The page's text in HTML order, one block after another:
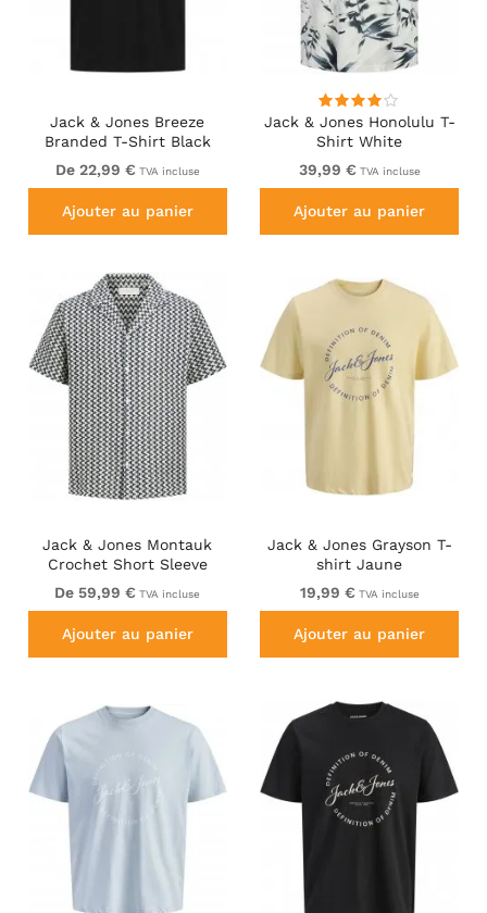
Jack & Jones Breeze
Branded T-Shirt Black
De 22,99 € TVA incluse
Ajouter au panier
Jack & Jones Honolulu T-
Shirt White
39,99 € TVA incluse
Ajouter au panier
Jack & Jones Montauk
Crochet Short Sleeve
Shirt Navy
De 59,99 € TVA incluse
Ajouter au panier
Jack & Jones Grayson T-
shirt Jaune
19,99 € TVA incluse
Ajouter au panier